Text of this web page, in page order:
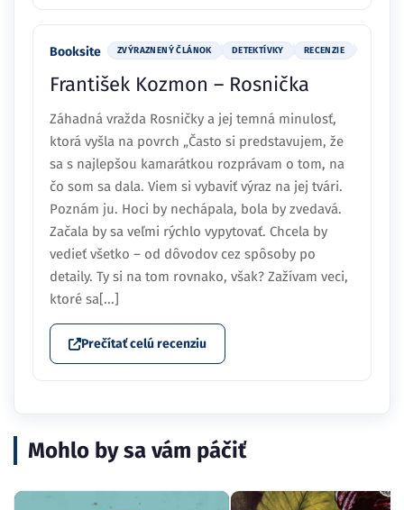
Booksite ZVÝRAZNENÝ ČLÁNOK DETEKTÍVKY RECENZIE
František Kozmon – Rosnička
Záhadná vražda Rosničky a jej temná minulosť,
ktorá vyšla na povrch „Často si predstavujem, že
sa s najlepšou kamarátkou rozprávam o tom, na
čo som sa dala. Viem si vybaviť výraz na jej tvári.
Poznám ju. Hoci by nechápala, bola by zvedavá.
Začala by sa veľmi rýchlo vypytovať. Chcela by
vedieť všetko – od dôvodov cez spôsoby po
detaily. Ty si na tom rovnako, však? Zažívam veci,
ktoré sa[...]
Prečítať celú recenziu
Mohlo by sa vám páčiť